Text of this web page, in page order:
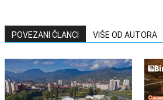
POVEZANI ČLANCI VIŠE OD AUTORA